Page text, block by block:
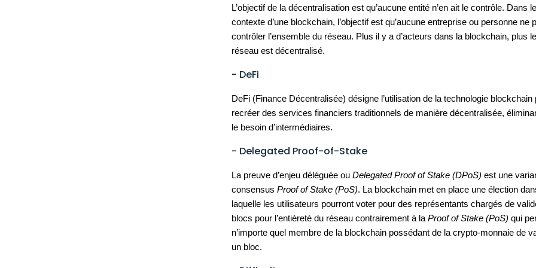
L’objectif de la décentralisation est qu’aucune entité n’en ait le contrôle. Dans
contexte d’une blockchain, l’objectif est qu’aucune entreprise ou personne ne
contrôler l’ensemble du réseau. Plus il y a d’acteurs dans la blockchain, plus
réseau est décentralisé.
- DeFi
DeFi (Finance Décentralisée) désigne l’utilisation de la technologie blockchain
recréer des services financiers traditionnels de manière décentralisée,
le besoin d’intermédiaires.
- Delegated Proof-of-Stake
La preuve d’enjeu déléguée ouDelegated Proof of Stake (DPoS) est une
consensusProof of Stake (PoS). La blockchain met en place une élection
laquelle les utilisateurs pourront voter pour des représentants chargés de
blocs pour l’entièreté du réseau contrairement à laProof of Stake (PoS) qui
n’importe quel membre de la blockchain possédant de la crypto-monnaie de
un bloc.